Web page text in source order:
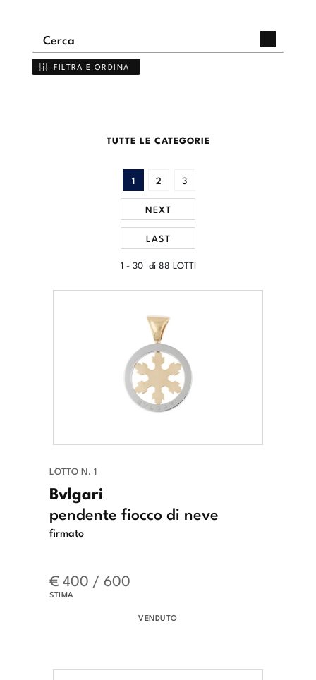
FILTRA E ORDINA
TUTTE LE CATEGORIE
1 - 30 di 88 LOTTI
1 2 3
NEXT
LAST
LOTTO N. 1
Bvlgari
pendente fiocco di neve
firmato
€ 400 / 600
STIMA
VENDUTO